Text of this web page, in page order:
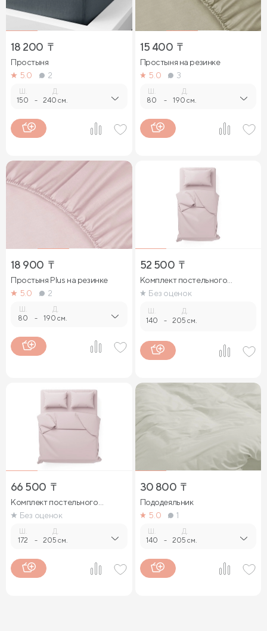
18 200 ₸
Простыня
5.0
2
150 -
Д.
240 см.
15 400 ₸
Простыня на резинке
5.0
3
80 -
Д.
190 см.
18 900 ₸
Простыня Plus на резинке
5.0
2
80 -
Д.
190 см.
52 500 ₸
Комплект постельного
бельяБез оценок
140 -
Д.
205 см.
66 500 ₸
Комплект постельного
бельяБез оценок
172 -
Д.
205 см.
30 800 ₸
Пододеяльник
5.0
1
140 -
Д.
205 см.